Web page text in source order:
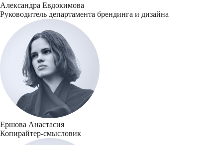
Александра Евдокимова
Руководитель департамента брендинга и дизайна
Ершова Анастасия
Копирайтер-смысловик